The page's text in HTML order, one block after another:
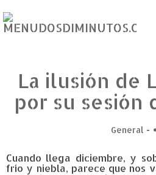
La ilusión de
por su sesión
General -
Cuando llega diciembre, y
frío y niebla, parece que nos